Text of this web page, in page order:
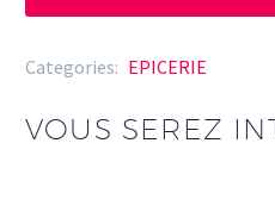
POMME
Categories: EPICERIE
VOUS SEREZ